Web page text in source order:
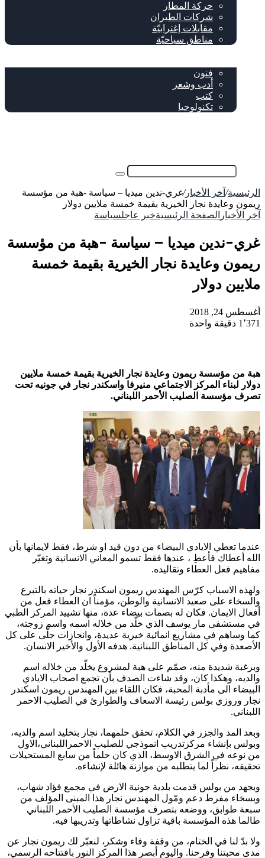
حركة المطار
شركات الطيران
مقابلات إغترابيّة
مناطق سياحيّة
فنون
أدب وشعر
كتب
تكنولوجيا
عمود
بحث
الرئيسية/ آخر الأخبار/غري-ندين ميديا – سياسة -هبة من مؤسسة
ريمون وعايدة نجار الخيرية بقيمة خمسة ملايين دولار
آخر الأخبار الصفحة الرئيسيةخبر عاجلسياسة
غري-ندين ميديا – سياسة -هبة من مؤسسة
ريمون وعايدة نجار الخيرية بقيمة خمسة
ملايين دولار
أغسطس 24, 2018
1٬371 دقيقة واحدة
هبة من مؤسسة ريمون وعايدة نجار الخيرية بقيمة خمسة ملايين
دولار لبناء المركز الاجتماعي منيرفا واسكندر نجار في جونيه تحت
تصرف مؤسسة الصليب الأحمر اللبناني.
عندما تعطي الايادي البيضاء من دون قيد او شرط، فقط لايمانها بأن
الله أعطاك فأعطِ ، عندها فقط تسمو المعاني الانسانية وتغيّر
مفاهيم فعل العطاء وتقاليده.
ولهذه الاسباب كرّس المهندس ريمون اسكندر نجار حياته بالتبرع
والسخاء على صعيد الانسانية والوطن، مؤمناً ان العطاء فعل من
أفعال الايمان. فكان له بصمات بيضاء عدة، منها تشييد المركز الطبي
في مستشفى مار يوسف الذي خلّد من خلاله اسمه واسم زوجته،
كما وساهم في مشاريع انمائية خيرية عديدة، وانجازات جلّى على كل
الأصعدة وفي كل المناطق اللبنانية. هدفه الأول والأخير الانسان.
وبرغبة شديدة منه، صمّم على هبة لمشروع يخلّد من خلاله اسم
والديه، وهكذا كان، وقد شاءت الصدف بأن تجمع اصحاب الايادي
البيضاء الى مأدبة المحبة، فكان اللقاء بين المهندس ريمون اسكندر
نجار وروزي بولس رئيسة الاسعاف والطوارئ في الصليب الاحمر
اللبناني.
وبعد المد والجزر في الكلام، تحقق حلمهما، نجار بتخليد اسم والديه،
وبولس بإنشاء مركزتدريب انموذجي للصليب الاحمراللبناني،الاول
من نوعه في الشرق الاوسط، الذي كان حلماً من سابع المستحيلات
تحقيقه، نظراً لما يتطلبه من موازنة هائلة لإنشاءه.
وبجهد من بولس قدمت بلدية جونية الارض في مجمع فؤاد شهاب،
وبسخاء مفرط دعم ومّول المهندس نجار هذا المبنى المؤلف من
سبعة طوابق، ووضعه بتصرف مؤسسة الصليب الأحمر اللبناني
طالما هذه المؤسسة باقية تزاول نشاطاتها وتدريبها فيه.
ولا بدّ لنا في الختام، من وقفة وفاء وشكر، لنعبّر لك ريمون نجار عن
مدى محبتنا وفرحنا. واليوم أبصر هذا المركز النور بافتتاحه الرسمي،